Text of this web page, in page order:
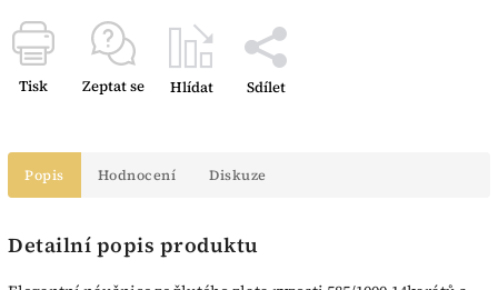
Tisk Zeptat se Hlídat Sdílet
Popis Hodnocení Diskuze
Detailní popis produktu